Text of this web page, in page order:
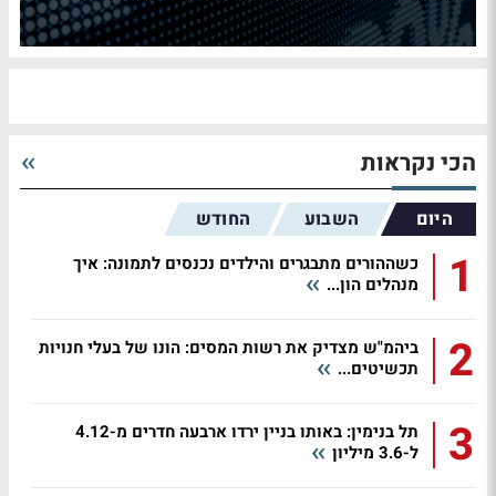
הכי נקראות
היום השבוע החודש
1
כשההורים מתבגרים והילדים נכנסים לתמונה: איך
מנהלים הון...
2
ביהמ"ש מצדיק את רשות המסים: הונו של בעלי חנויות
תכשיטים...
3
תל בנימין: באותו בניין ירדו ארבעה חדרים מ-4.12
ל-3.6 מיליון